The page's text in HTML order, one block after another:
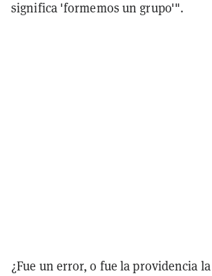
significa 'formemos un grupo'".
¿Fue un error, o fue la providencia